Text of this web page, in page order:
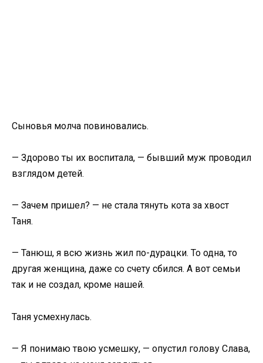
Сыновья молча повиновались.
— Здорово ты их воспитала, — бывший муж проводил
взглядом детей.
— Зачем пришел? — не стала тянуть кота за хвост
Таня.
— Танюш, я всю жизнь жил по-дурацки. То одна, то
другая женщина, даже со счету сбился. А вот семьи
так и не создал, кроме нашей.
Таня усмехнулась.
— Я понимаю твою усмешку, — опустил голову Слава,